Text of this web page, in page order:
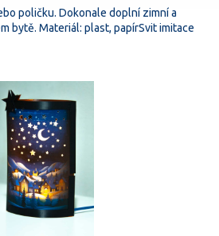
poličku. Dokonale doplní zimní a
bytě. Materiál: plast, papírSvit imitace